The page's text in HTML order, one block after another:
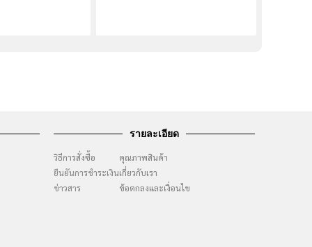
รายละเอียด
วิธีการสั่งซื้อ
ยืนยันการชำระเงิน
ข่าวสาร
คุณภาพสินค้า
เกี่ยวกับเรา
ข้อตกลงและเงื่อนไข